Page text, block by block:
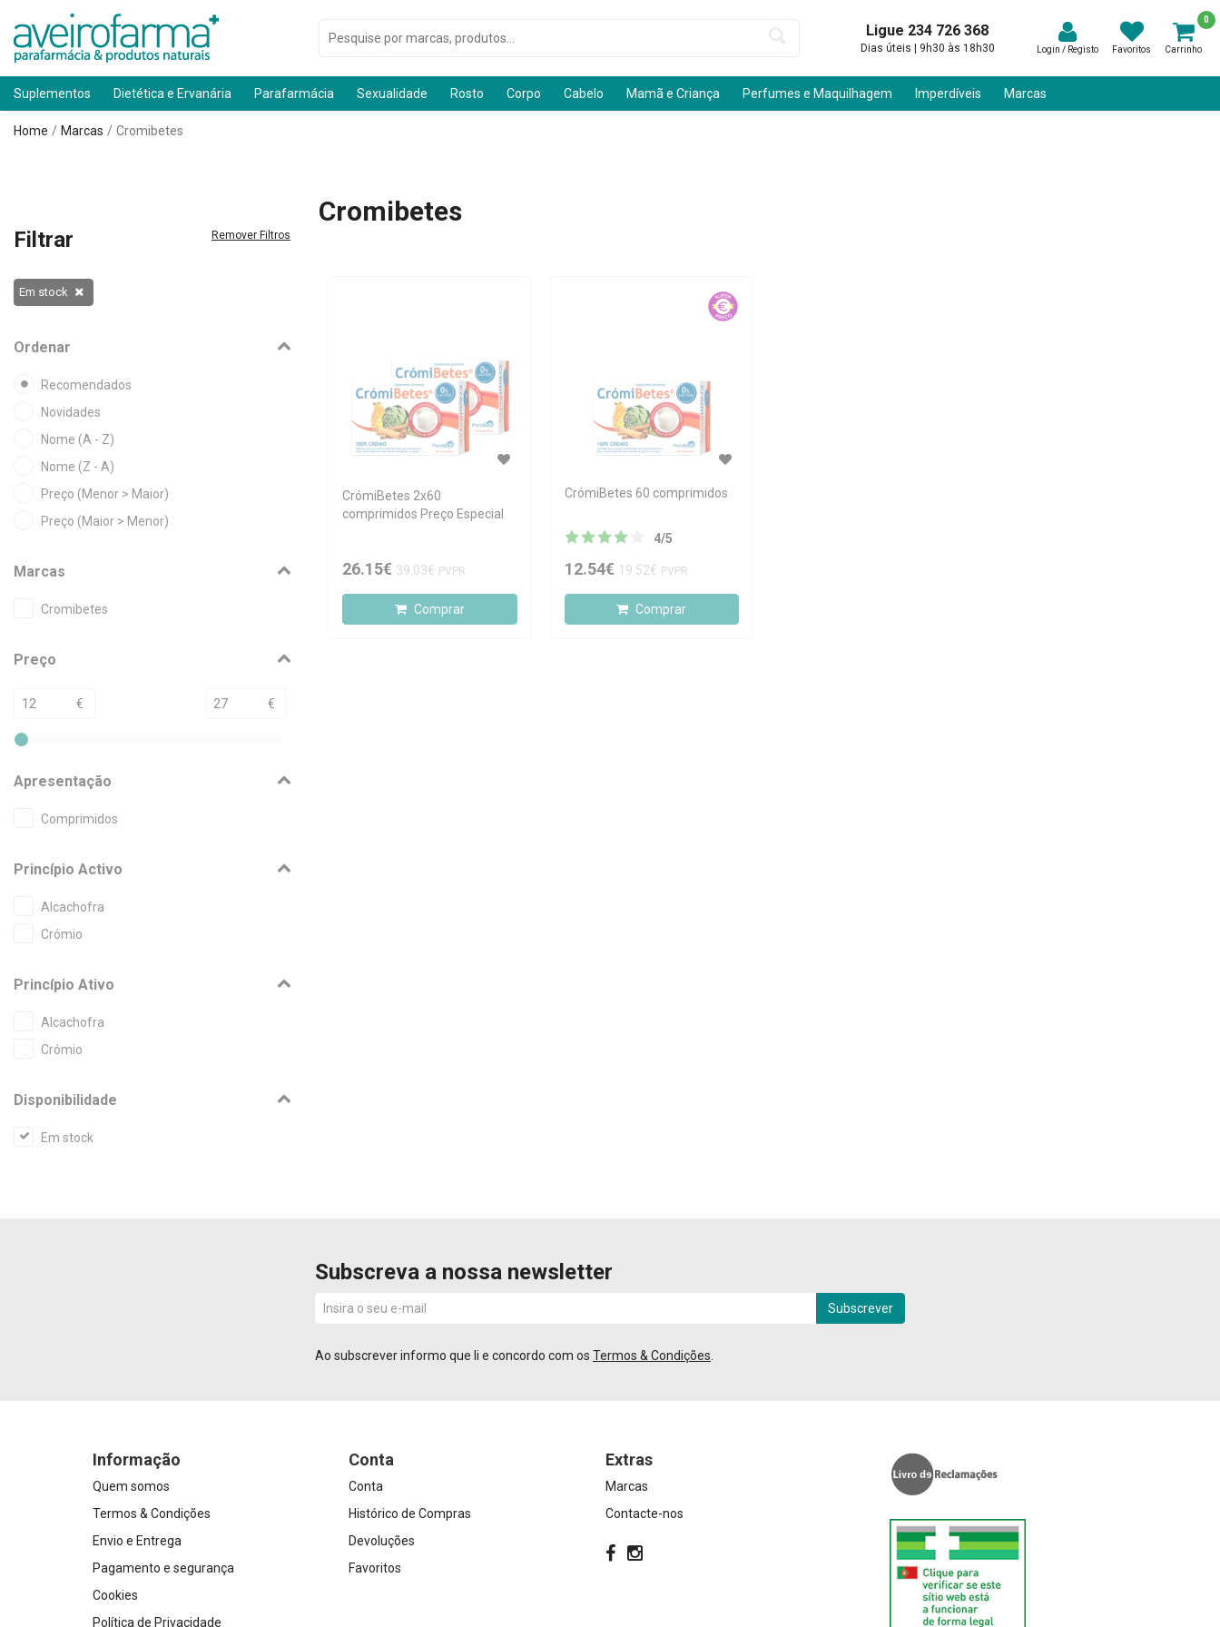
Ligue 234 726 368
Dias úteis | 9h30 às 18h30 Login / Registo Favoritos Carrinho
0
Suplementos Dietética e Ervanária Parafarmácia Sexualidade Rosto Corpo Cabelo Mamã e Criança Perfumes e Maquilhagem Imperdíveis Marcas
Home Marcas Cromibetes
Filtrar Remover Filtros
Em stock
Ordenar
Recomendados
Novidades
Nome (A - Z)
Nome (Z - A)
Preço (Menor > Maior)
Preço (Maior > Menor)
Marcas
Cromibetes
Preço
€ €
Apresentação
Comprimidos
Princípio Activo
Alcachofra
Crómio
Princípio Ativo
Alcachofra
Crómio
Disponibilidade
Em stock
Cromibetes
CrómiBetes 2x60
comprimidos Preço Especial
26.15€ 39.03€ PVPR
Comprar
CrómiBetes 60 comprimidos
4/5
12.54€ 19.52€ PVPR
Comprar
Subscreva a nossa newsletter
Subscrever
Ao subscrever informo que li e concordo com os Termos & Condições
Informação
Quem somos
Termos & Condições
Envio e Entrega
Pagamento e segurança
Cookies
Política de Privacidade
Conta
Conta
Histórico de Compras
Devoluções
Favoritos
Extras
Marcas
Contacte-nos